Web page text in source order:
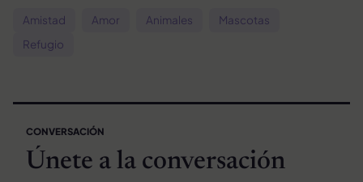
Amistad Amor Animales
Mascotas
Refugio
CONVERSACIÓN
Únete a la conversación